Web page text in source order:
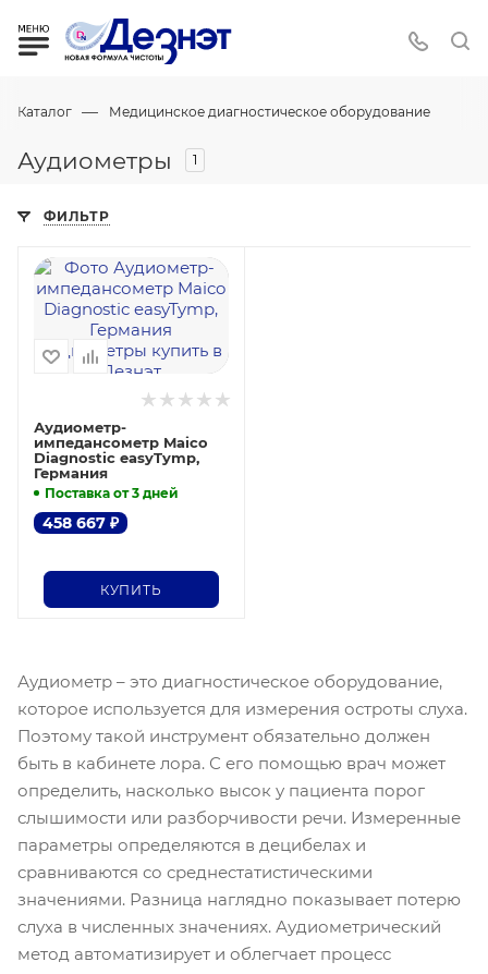
Каталог — Медицинское диагностическое оборудование
Аудиометры 1
ФИЛЬТР
Аудиометр-
импедансометр Maico
Diagnostic easyTymp,
Германия
Поставка от 3 дней
458 667 ₽
КУПИТЬ
Аудиометр – это диагностическое оборудование,
которое используется для измерения остроты слуха.
Поэтому такой инструмент обязательно должен
быть в кабинете лора. С его помощью врач может
определить, насколько высок у пациента порог
слышимости или разборчивости речи. Измеренные
параметры определяются в децибелах и
сравниваются со среднестатистическими
значениями. Разница наглядно показывает потерю
слуха в численных значениях. Аудиометрический
метод автоматизирует и облегчает процесс